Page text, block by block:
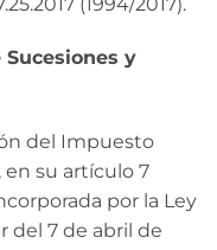
y
del Impuesto
en su artículo 7
por la Ley
del 7 de abril de